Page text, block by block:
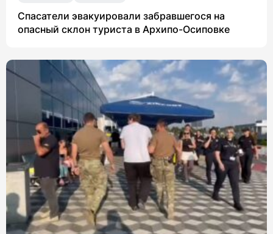
Спасатели эвакуировали забравшегося на
опасный склон туриста в Архипо-Осиповке